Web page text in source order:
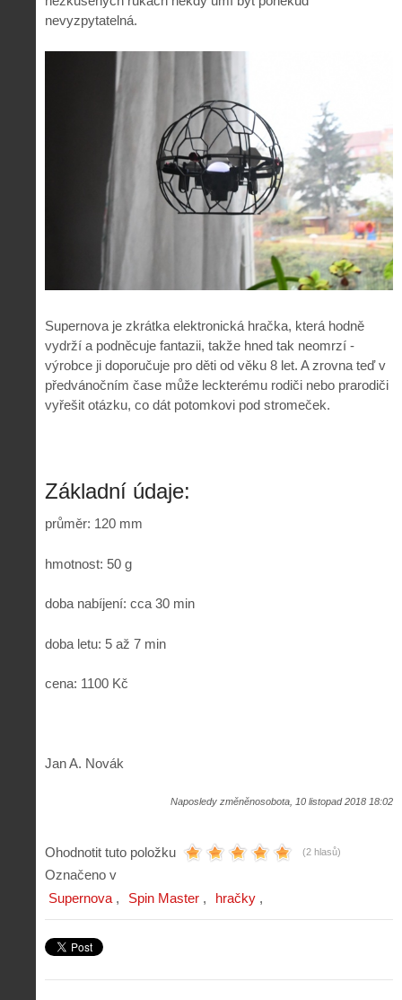
nevyzpytatelná.
Supernova je zkrátka elektronická hračka, která hodně
vydrží a podněcuje fantazii, takže hned tak neomrzí -
výrobce ji doporučuje pro děti od věku 8 let. A zrovna teď v
předvánočním čase může leckterému rodiči nebo prarodiči
vyřešit otázku, co dát potomkovi pod stromeček.
Základní údaje:
průměr: 120 mm
hmotnost: 50 g
doba nabíjení: cca 30 min
doba letu: 5 až 7 min
cena: 1100 Kč
Jan A. Novák
Naposledy změněnosobota, 10 listopad 2018 18:02
Ohodnotit tuto položku (2 hlasů)
Označeno v
Supernova
Spin Master hračky